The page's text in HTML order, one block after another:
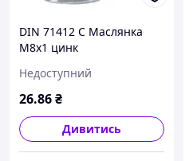
DIN 71412 C Маслянка
М8х1 цинк
Недоступний
26.86₴
Дивитись